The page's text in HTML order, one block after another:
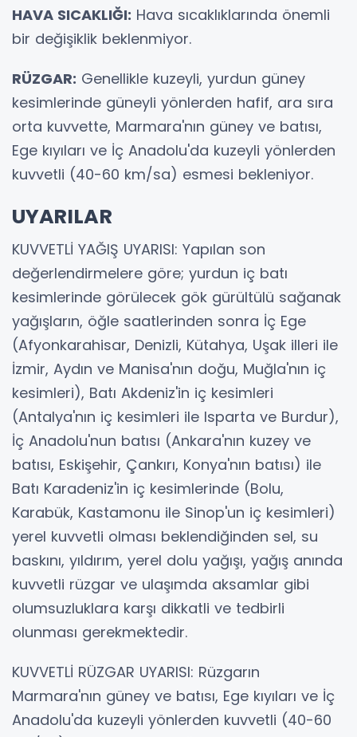
HAVA SICAKLIĞI: Hava sıcaklıklarında önemli
bir değişiklik beklenmiyor.
RÜZGAR: Genellikle kuzeyli, yurdun güney
kesimlerinde güneyli yönlerden hafif, ara sıra
orta kuvvette, Marmara'nın güney ve batısı,
Ege kıyıları ve İç Anadolu'da kuzeyli yönlerden
kuvvetli (40-60 km/sa) esmesi bekleniyor.
UYARILAR
KUVVETLİ YAĞIŞ UYARISI: Yapılan son
değerlendirmelere göre; yurdun iç batı
kesimlerinde görülecek gök gürültülü sağanak
yağışların, öğle saatlerinden sonra İç Ege
(Afyonkarahisar, Denizli, Kütahya, Uşak illeri ile
İzmir, Aydın ve Manisa'nın doğu, Muğla'nın iç
kesimleri), Batı Akdeniz'in iç kesimleri
(Antalya'nın iç kesimleri ile Isparta ve Burdur),
İç Anadolu'nun batısı (Ankara'nın kuzey ve
batısı, Eskişehir, Çankırı, Konya'nın batısı) ile
Batı Karadeniz'in iç kesimlerinde (Bolu,
Karabük, Kastamonu ile Sinop'un iç kesimleri)
yerel kuvvetli olması beklendiğinden sel, su
baskını, yıldırım, yerel dolu yağışı, yağış anında
kuvvetli rüzgar ve ulaşımda aksamlar gibi
olumsuzluklara karşı dikkatli ve tedbirli
olunması gerekmektedir.
KUVVETLİ RÜZGAR UYARISI: Rüzgarın
Marmara'nın güney ve batısı, Ege kıyıları ve İç
Anadolu'da kuzeyli yönlerden kuvvetli (40-60